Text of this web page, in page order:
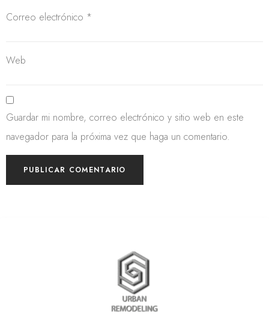
Correo electrónico *
Web
Guardar mi nombre, correo electrónico y sitio web en este
navegador para la próxima vez que haga un comentario.